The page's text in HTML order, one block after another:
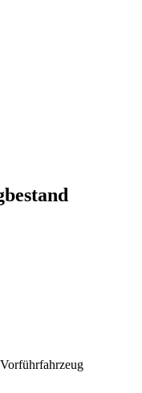
Vorführfahrzeug